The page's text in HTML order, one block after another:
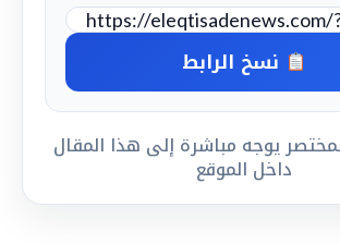
نسخ الرابط
يوجه مباشرة إلى هذا المقال
داخل الموقع